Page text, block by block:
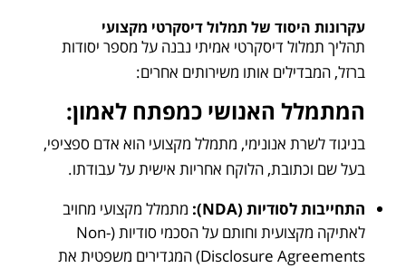
עקרונות היסוד של תמלול דיסקרטי מקצועי
תהליך תמלול דיסקרטי אמיתי נבנה על מספר יסודות
ברזל, המבדילים אותו משירותים אחרים:
המתמלל האנושי כמפתח לאמון:
בניגוד לשרת אנונימי, מתמלל מקצועי הוא אדם ספציפי,
בעל שם וכתובת, הלוקח אחריות אישית על עבודתו.
התחייבות לסודיות (NDA):
מתמלל מקצועי מחויב
לאתיקה מקצועית וחותם על הסכמי סודיות (Non-
Disclosure Agreements) המגדירים משפטית את